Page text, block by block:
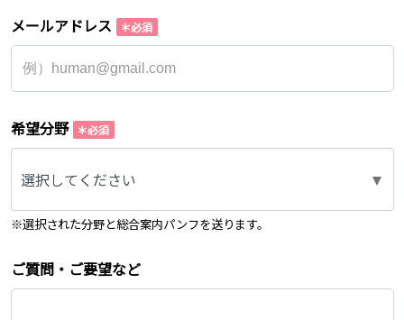
メールアドレス
希望分野
選択してください
※選択された分野と総合案内パンフを送ります。
ご質問・ご要望など